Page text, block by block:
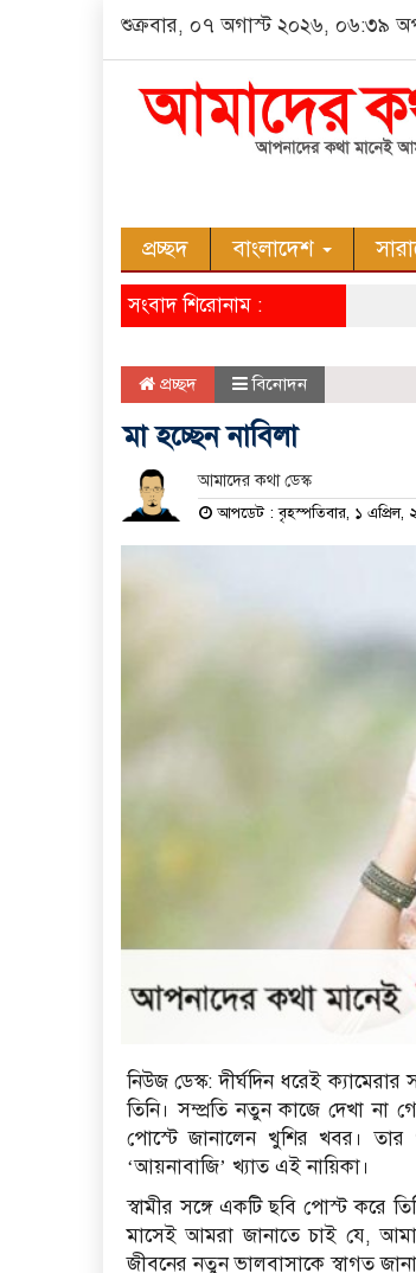
শুক্রবার, ০৭ অগাস্ট ২০২৬, ০৬:৩৯
প্রচ্ছদ বাংলাদেশ
সংবাদ শিরোনাম :
প্রচ্ছদ বিনোদন
মা হচ্ছেন নাবিলা
আমাদের কথা ডেস্ক
আপডেট : বৃহস্পতিবার, ১ এপ্রিল,
নিউজ ডেস্ক: দীর্ঘদিন ধরেই
তিনি। সম্প্রতি নতুন কাজে দেখা
পোস্টে জানালেন খুশির খবর।
‘আয়নাবাজি’ খ্যাত এই নায়িকা।
স্বামীর সঙ্গে একটি ছবি পোস্ট করে
মাসেই আমরা জানাতে চাই যে,
জীবনের নতুন ভালবাসাকে স্বাগত